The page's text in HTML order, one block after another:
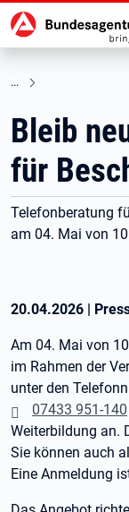
zu den
Bleib
für
Telefonberatung
am 04. Mai von
20.04.2026 |
Am 04. Mai von
im Rahmen der
unter den
07433 951-140
Weiterbildung an.
Sie können auch
Eine Anmeldung